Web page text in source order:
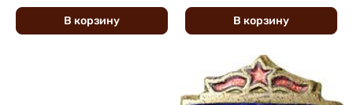
В корзину В корзину